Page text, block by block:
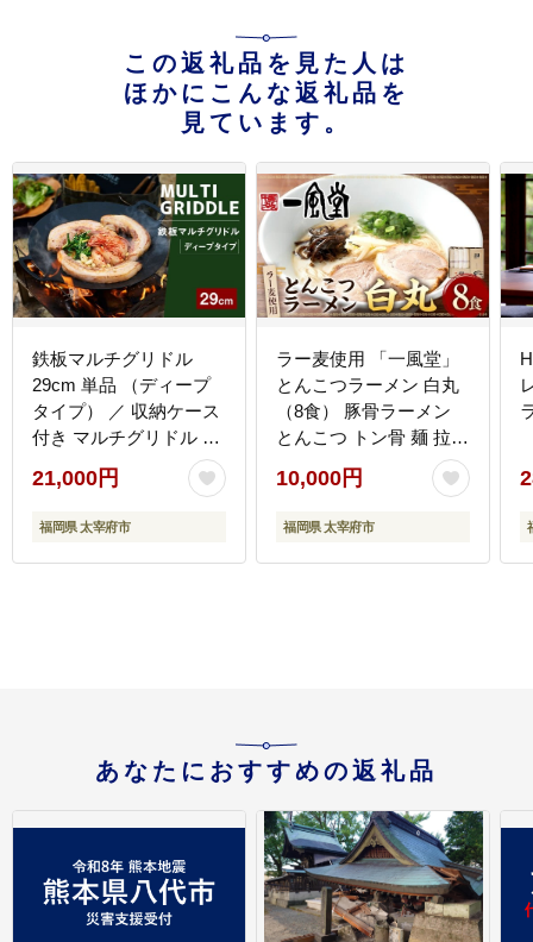
この返礼品を見た人は
ほかにこんな返礼品を
見ています。
鉄板マルチグリドル
29cm 単品 （ディープ
タイプ） ／ 収納ケース
付き マルチグリドル マ
ルチグリドルパン グリ
ルパン マルチグリル 丸
形 鉄板 グリルプレート
21,000円
福岡県 太宰府市
ラー麦使用 「一風堂」
とんこつラーメン 白丸
（8食） 豚骨ラーメン
とんこつ トン骨 麺 拉麺
らーめん 細麺 ストレー
ト麺 グルメ お取り寄せ
お土産 ギフト ご当地グ
10,000円
福岡県 太宰府市
あなたにおすすめの返礼品